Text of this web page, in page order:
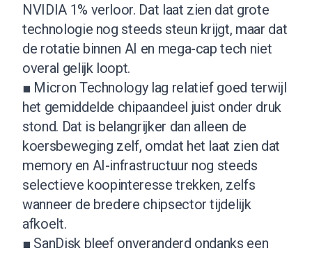
NVIDIA 1% verloor. Dat laat zien dat grote
technologie nog steeds steun krijgt, maar dat
de rotatie binnen AI en mega-cap tech niet
overal gelijk loopt.
■ Micron Technology lag relatief goed terwijl
het gemiddelde chipaandeel juist onder druk
stond. Dat is belangrijker dan alleen de
koersbeweging zelf, omdat het laat zien dat
memory en AI-infrastructuur nog steeds
selectieve koopinteresse trekken, zelfs
wanneer de bredere chipsector tijdelijk
afkoelt.
■ SanDisk bleef onveranderd ondanks een